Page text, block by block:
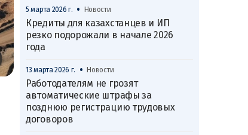
5 марта 2026 г. • Новости
Кредиты для казахстанцев и ИП
резко подорожали в начале 2026
года
13 марта 2026 г. • Новости
Работодателям не грозят
автоматические штрафы за
позднюю регистрацию трудовых
договоров